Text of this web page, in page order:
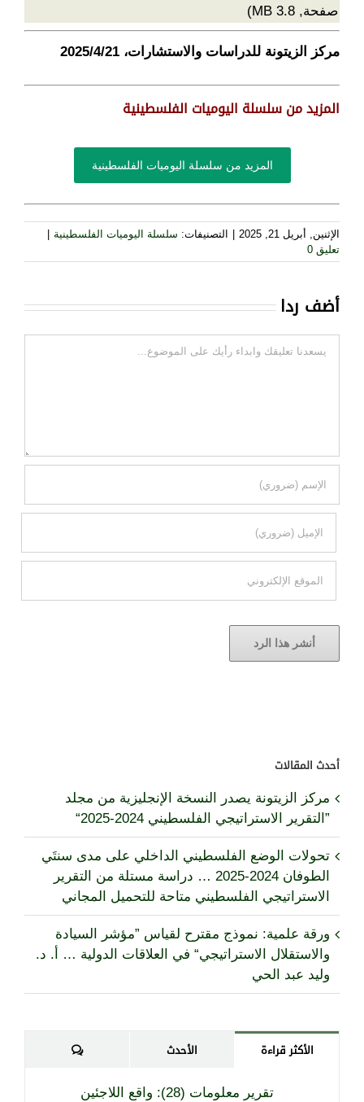
صفحة, 3.8 MB)
مركز الزيتونة للدراسات والاستشارات، 2025/4/21
المزيد من سلسلة اليوميات الفلسطينية
المزيد من سلسلة اليوميات الفلسطينية
الإثنين, أبريل 21, 2025 التصنيفات: سلسلة اليوميات الفلسطينية
تعليق 0
أضف ردا
تعليقات
أحدث المقالات
مركز الزيتونة يصدر النسخة الإنجليزية من مجلد
”التقرير الاستراتيجي الفلسطيني 2024-2025“
تحولات الوضع الفلسطيني الداخلي على مدى سنتَي
الطوفان 2024-2025 … دراسة مستلة من التقرير
الاستراتيجي الفلسطيني متاحة للتحميل المجاني
ورقة علمية: نموذج مقترح لقياس ”مؤشر السيادة
والاستقلال الاستراتيجي“ في العلاقات الدولية … أ. د.
وليد عبد الحي
الأكثر قراءة الأحدث تعليقات
تقرير معلومات (28): واقع اللاجئين